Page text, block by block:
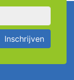
Inschrijven